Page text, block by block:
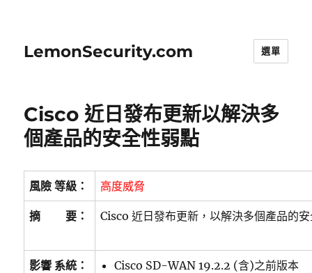
LemonSecurity.com 選單
Cisco 近日發布更新以解決多
個產品的安全性弱點
風險 等級： 高度威脅
摘 要： Cisco 近日發布更新，以解決多個產品的
影響 系統： Cisco SD-WAN 19.2.2 (含)之前版本